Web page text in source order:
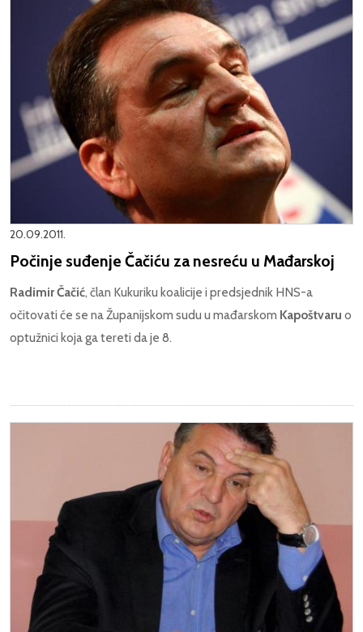
20.09.2011.
Počinje suđenje Čačiću za nesreću u Mađarskoj
Radimir Čačić, član Kukuriku koalicije i predsjednik HNS-a
očitovati će se na Županijskom sudu u mađarskom Kapoštvaru o
optužnici koja ga tereti da je 8.